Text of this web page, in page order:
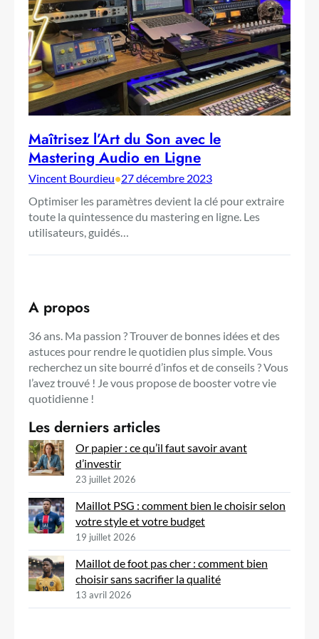
Maîtrisez l’Art du Son avec le
Mastering Audio en Ligne
Vincent Bourdieu•27 décembre 2023
Optimiser les paramètres devient la clé pour extraire
toute la quintessence du mastering en ligne. Les
utilisateurs, guidés…
A propos
36 ans. Ma passion ? Trouver de bonnes idées et des
astuces pour rendre le quotidien plus simple. Vous
recherchez un site bourré d’infos et de conseils ? Vous
l’avez trouvé ! Je vous propose de booster votre vie
quotidienne !
Les derniers articles
Or papier : ce qu’il faut savoir avant
d’investir
23 juillet 2026
Maillot PSG : comment bien le choisir selon
votre style et votre budget
19 juillet 2026
Maillot de foot pas cher : comment bien
choisir sans sacrifier la qualité
13 avril 2026